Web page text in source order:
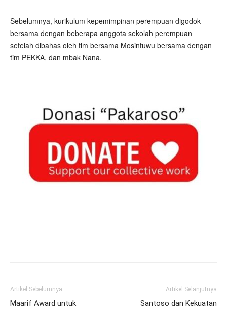
Sebelumnya, kurikulum kepemimpinan perempuan digodok
bersama dengan beberapa anggota sekolah perempuan
setelah dibahas oleh tim bersama Mosintuwu bersama dengan
tim PEKKA, dan mbak Nana.
Artikel Sebelumnya
Maarif Award untuk
Artikel Selanjutnya
Santoso dan Kekuatan